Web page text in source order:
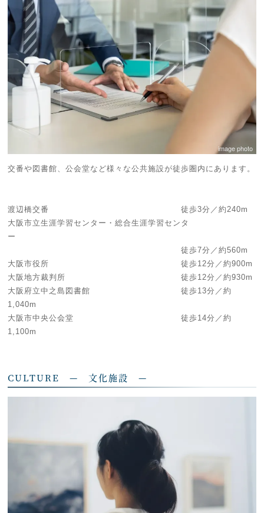
image photo
交番や図書館、公会堂など様々な公共施設が徒歩圏内にあります。
渡辺橋交番 徒歩3分／約240m
大阪市立生涯学習センター・総合生涯学習センタ
ー
徒歩7分／約560m
大阪市役所 徒歩12分／約900m
大阪地方裁判所 徒歩12分／約930m
大阪府立中之島図書館 徒歩13分／約
1,040m
大阪市中央公会堂 徒歩14分／約
1,100m
CULTURE — 文化施設 —